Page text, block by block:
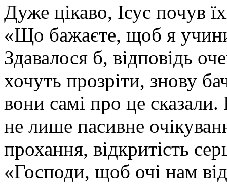
Дуже цікаво, Ісус почув
«Що бажаєте, щоб я
Здавалося б, відповідь
хочуть прозріти, знову
вони самі про це сказали.
не лише пасивне
прохання, відкритість
«Господи, щоб очі нам